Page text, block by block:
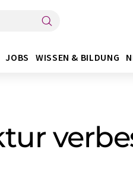
JOBS WISSEN & BILDUNG